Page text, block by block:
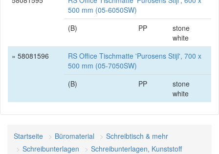
500 mm (05-6050SW)
(B)
PP
stone
white
» 58081596
RS Office Tischmatte 'Purosens Stijl', 700 x
500 mm (05-7050SW)
(B)
PP
stone
white
Startseite Büromaterial
Schreibtisch & mehr
Schreibunterlagen
Schreibunterlagen, Kunststoff